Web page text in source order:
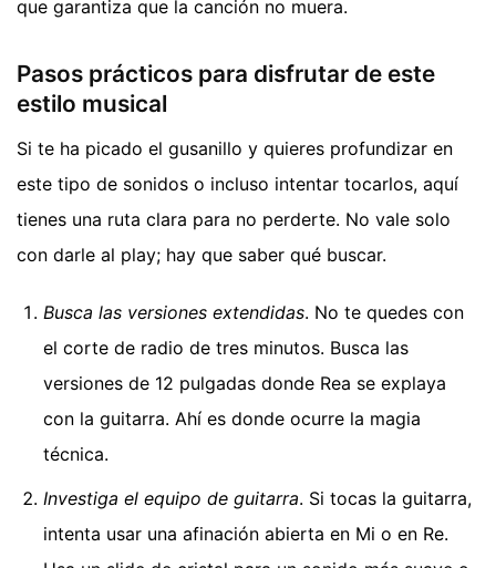
que garantiza que la canción no muera.
Pasos prácticos para disfrutar de este
estilo musical
Si te ha picado el gusanillo y quieres profundizar en
este tipo de sonidos o incluso intentar tocarlos, aquí
tienes una ruta clara para no perderte. No vale solo
con darle al play; hay que saber qué buscar.
Busca las versiones extendidas. No te quedes con
el corte de radio de tres minutos. Busca las
versiones de 12 pulgadas donde Rea se explaya
con la guitarra. Ahí es donde ocurre la magia
técnica.
Investiga el equipo de guitarra. Si tocas la guitarra,
intenta usar una afinación abierta en Mi o en Re.